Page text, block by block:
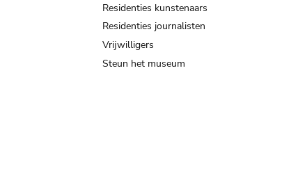
Residenties kunstenaars
Residenties journalisten
Vrijwilligers
Steun het museum